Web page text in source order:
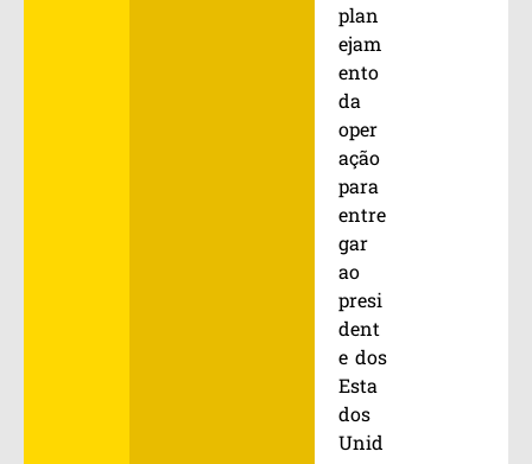
plan
ejam
ento
da
oper
ação
para
entre
gar
ao
presi
dent
e dos
Esta
dos
Unid